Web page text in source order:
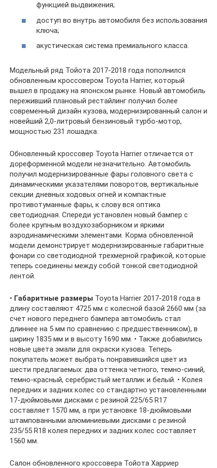
функцией выдвижения;
доступ во внутрь автомобиля без использования
ключа;
акустическая система премиального класса.
Модельный ряд Тойота 2017-2018 года пополнился
обновленным кроссовером Toyota Harrier, который
вышел в продажу на японском рынке. Новый автомобиль
переживший плановый рестайлинг получил более
современный дизайн кузова, модернизированный салон и
новейший 2,0-литровый бензиновый турбо-мотор,
мощностью 231 лошадка.
Обновленный кроссовер Toyota Harrier отличается от
дореформенной модели незначительно. Автомобиль
получил модернизированные фары головного света с
динамическими указателями поворотов, вертикальные
секции дневных ходовых огней и компактные
противотуманные фары, к слову вся оптика
светодиодная. Спереди установлен новый бампер с
более крупным воздухозаборником и яркими
аэродинамическими элементами. Корма обновленной
модели демонстрирует модернизированные габаритные
фонари со светодиодной трехмерной графикой, которые
теперь соединены между собой тонкой светодиодной
лентой.
• Габаритные размеры Toyota Harrier 2017-2018 года в
длину составляют 4725 мм с колесной базой 2660 мм (за
счет нового переднего бампера автомобиль стал
длиннее на 5 мм по сравнению с предшественником), в
ширину 1835 мм и в высоту 1690 мм. • Также добавились
новые цвета эмали для окраски кузова. Теперь
покупатель может выбрать понравившийся цвет из
шести предлагаемых: два оттенка четного, темно-синий,
темно-красный, серебристый металлик и белый. • Колея
передних и задних колес со стандартно установленными
17-дюймовыми дисками с резиной 225/65 R17
составляет 1570 мм, а при установке 18-дюймовыми
штампованными алюминиевыми дисками с резиной
235/55 R18 колея передних и задних колес составляет
1560 мм.
Салон обновленного кроссовера Тойота Харриер